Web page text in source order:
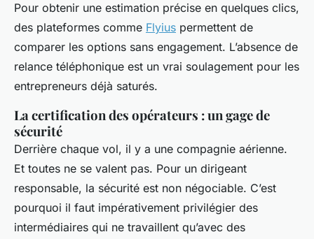
Pour obtenir une estimation précise en quelques clics,
des plateformes comme Flyius permettent de
comparer les options sans engagement. L’absence de
relance téléphonique est un vrai soulagement pour les
entrepreneurs déjà saturés.
La certification des opérateurs : un gage de
sécurité
Derrière chaque vol, il y a une compagnie aérienne.
Et toutes ne se valent pas. Pour un dirigeant
responsable, la sécurité est non négociable. C’est
pourquoi il faut impérativement privilégier des
intermédiaires qui ne travaillent qu’avec des